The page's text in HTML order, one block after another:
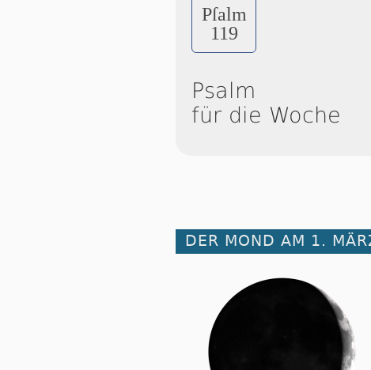
Pſalm
119
Psalm
für die Woche
DER MOND AM 1.